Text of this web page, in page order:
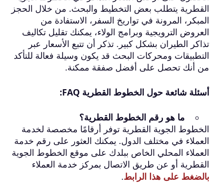
القطرية يتطلب بعض التخطيط والبحث. من خلال الحجز
المبكر، المرونة في تواريخ السفر، الاستفادة من
العروض الترويجية وبرامج الولاء، يمكنك تقليل تكاليف
تذاكر الطيران بشكل كبير. تذكر أن تتبع الأسعار عبر
التطبيقات ومحركات البحث قد يكون وسيلة فعالة للتأكد
من أنك تحصل على أفضل صفقة ممكنة.
أسئلة شائعة حول الخطوط القطرية FAQ:
ما هو رقم الخطوط القطرية؟
الخطوط الجوية القطرية توفر أرقامًا مخصصة لخدمة
العملاء في مختلف الدول. يمكنك العثور على رقم خدمة
العملاء المحلي الخاص ببلدك على موقع الخطوط الجوية
القطرية أو عن طريق الاتصال بمركز خدمة العملاء
بالضغط على هذا الرابط.